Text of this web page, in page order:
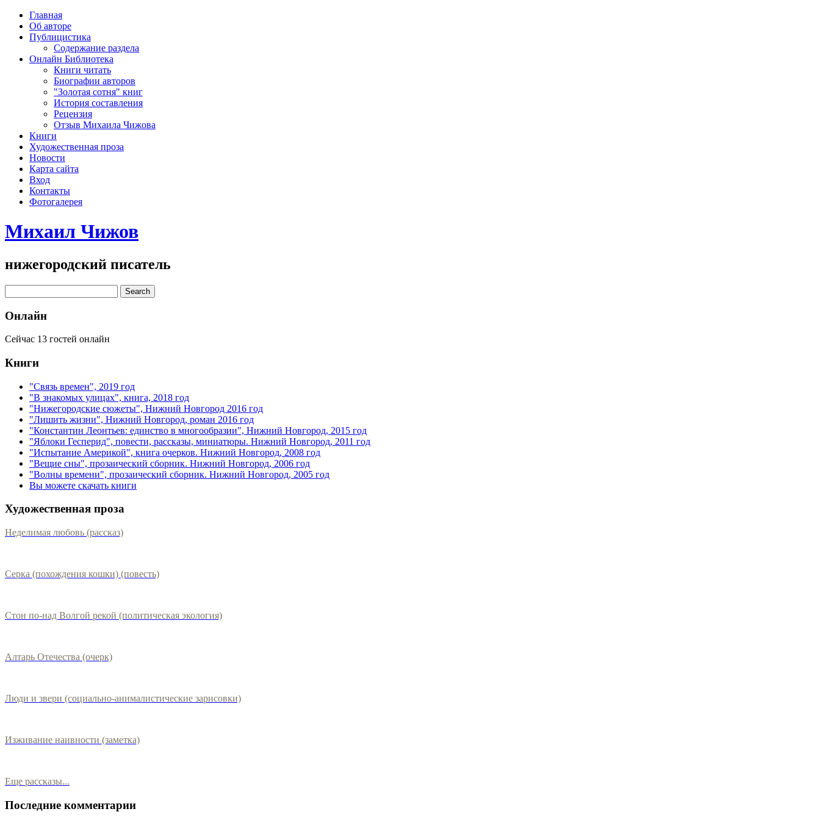
Главная
Об авторе
Публицистика
Содержание раздела
Онлайн Библиотека
Книги читать
Биографии авторов
"Золотая сотня" книг
История составления
Рецензия
Отзыв Михаила Чижова
Книги
Художественная проза
Новости
Карта сайта
Вход
Контакты
Фотогалерея
Михаил Чижов
нижегородский писатель
Онлайн
Сейчас 13 гостей онлайн
Книги
"Связь времен", 2019 год
"В знакомых улицах", книга, 2018 год
"Нижегородские сюжеты", Нижний Новгород 2016 год
"Лишить жизни", Нижний Новгород, роман 2016 год
"Константин Леонтьев: единство в многообразии", Нижний Новгород, 2015 год
"Яблоки Гесперид", повести, рассказы, миниатюры. Нижний Новгород, 2011 год
"Испытание Америкой", книга очерков. Нижний Новгород, 2008 год
"Вещие сны", прозаический сборник. Нижний Новгород, 2006 год
"Волны времени", прозаический сборник. Нижний Новгород, 2005 год
Вы можете скачать книги
Художественная проза
Неделимая любовь (рассказ)
Серка (похождения кошки) (повесть)
Стон по-над Волгой рекой (политическая экология)
Алтарь Отечества (очерк)
Люди и звери (социально-анималистические зарисовки)
Изживание наивности (заметка)
Еще рассказы...
Последние комментарии